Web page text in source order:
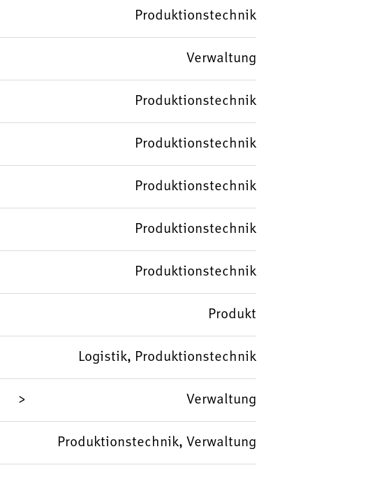
Produktionstechnik
Verwaltung
Produktionstechnik
Produktionstechnik
Produktionstechnik
Produktionstechnik
Produktionstechnik
Produkt
Logistik, Produktionstechnik
Verwaltung
Produktionstechnik, Verwaltung